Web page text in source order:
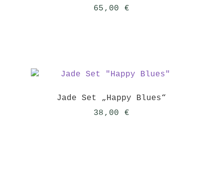
65,00 €
Jade Set „Happy Blues“
38,00 €